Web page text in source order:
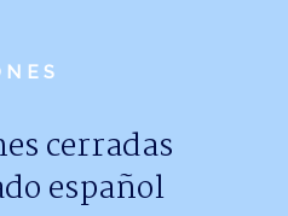
cerradas
español